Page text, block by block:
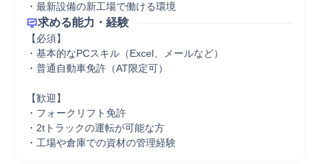
・最新設備の新工場で働ける環境
求める能力・経験
【必須】
・基本的なPCスキル（Excel、メールなど）
・普通自動車免許（AT限定可）
【歓迎】
・フォークリフト免許
・2tトラックの運転が可能な方
・工場や倉庫での資材の管理経験